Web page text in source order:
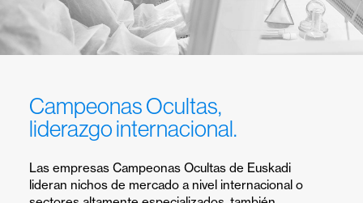
Campeonas Ocultas,
liderazgointernacional.
Las empresas Campeonas Ocultas de Euskadi
lideran nichos de mercado a nivel internacional o